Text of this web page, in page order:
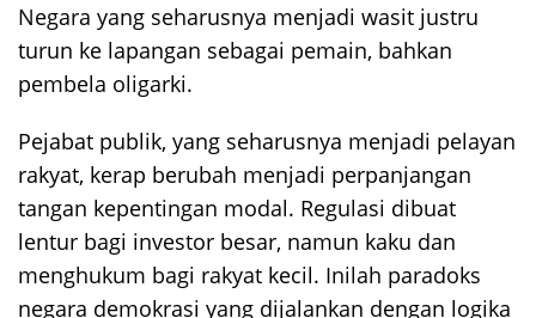
Negara yang seharusnya menjadi wasit justru
turun ke lapangan sebagai pemain, bahkan
pembela oligarki.
Pejabat publik, yang seharusnya menjadi pelayan
rakyat, kerap berubah menjadi perpanjangan
tangan kepentingan modal. Regulasi dibuat
lentur bagi investor besar, namun kaku dan
menghukum bagi rakyat kecil. Inilah paradoks
negara demokrasi yang dijalankan dengan logika